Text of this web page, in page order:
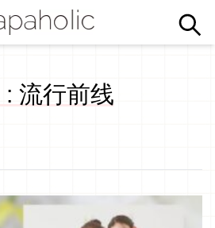
: 流行前线